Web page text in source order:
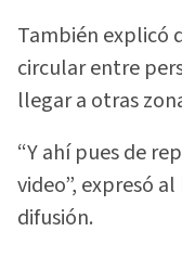
También explicó
circular entre
llegar a otras
“Y ahí pues de
video”, expresó
difusión.